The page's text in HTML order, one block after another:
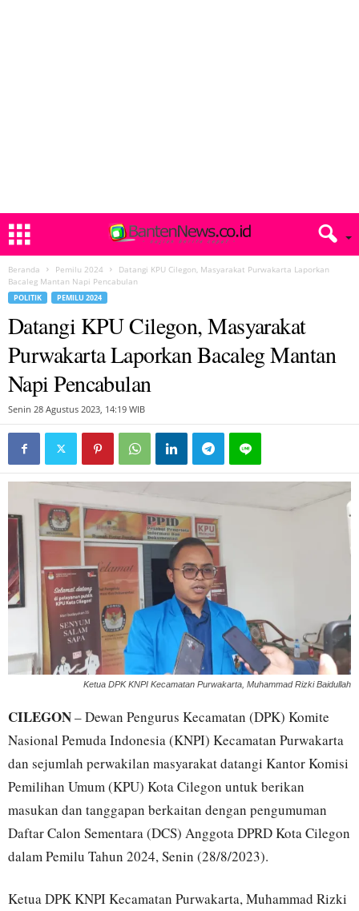
Beranda Pemilu 2024
Datangi KPU Cilegon, Masyarakat Purwakarta Laporkan
Bacaleg Mantan Napi Pencabulan
POLITIK PEMILU 2024
Datangi KPU Cilegon, Masyarakat
Purwakarta Laporkan Bacaleg Mantan
Napi Pencabulan
Senin 28 Agustus 2023, 14:19 WIB
Ketua DPK KNPI Kecamatan Purwakarta, Muhammad Rizki Baidullah
CILEGON– Dewan Pengurus Kecamatan (DPK) Komite
Nasional Pemuda Indonesia (KNPI) Kecamatan Purwakarta
dan sejumlah perwakilan masyarakat datangi Kantor Komisi
Pemilihan Umum (KPU) Kota Cilegon untuk berikan
masukan dan tanggapan berkaitan dengan pengumuman
Daftar Calon Sementara (DCS) Anggota DPRD Kota Cilegon
dalam Pemilu Tahun 2024, Senin (28/8/2023).
Ketua DPK KNPI Kecamatan Purwakarta, Muhammad Rizki